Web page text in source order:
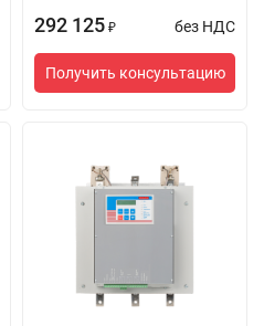
292 125 ₽ без НДС
Получить консультацию